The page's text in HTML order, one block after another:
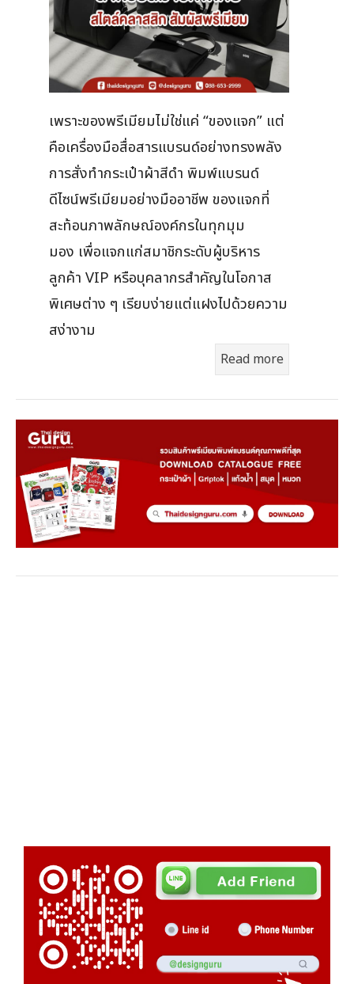
เพราะของพรีเมียมไม่ใช่แค่ “ของแจก” แต่
คือเครื่องมือสื่อสารแบรนด์อย่างทรงพลัง
การสั่งทำกระเป๋าผ้าสีดำ พิมพ์แบรนด์
ดีไซน์พรีเมียมอย่างมืออาชีพ ของแจกที่
สะท้อนภาพลักษณ์องค์กรในทุกมุม
มอง เพื่อแจกแก่สมาชิกระดับผู้บริหาร
ลูกค้า VIP หรือบุคลากรสำคัญในโอกาส
พิเศษต่าง ๆ เรียบง่ายแต่แฝงไปด้วยความ
สง่างาม
Read more